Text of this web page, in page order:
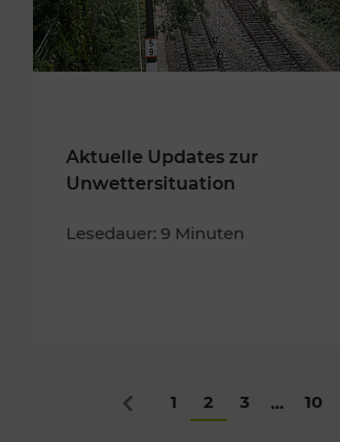
Aktuelle Updates zur
Unwettersituation
Lesedauer: 9 Minuten
Zurück
1 2 3 ... 10